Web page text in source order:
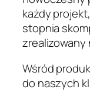
każdy
stopnia
zrealizowany
Wśród
do naszych